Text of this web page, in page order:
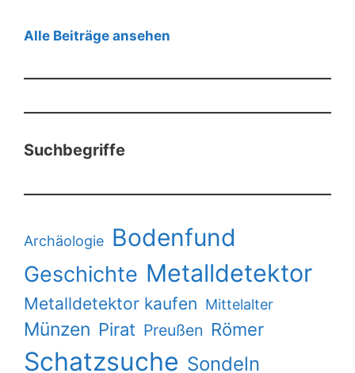
Alle Beiträge ansehen
Suchbegriffe
Archäologie Bodenfund
Geschichte Metalldetektor
Metalldetektor kaufen Mittelalter
Münzen Pirat Preußen Römer
Schatzsuche Sondeln